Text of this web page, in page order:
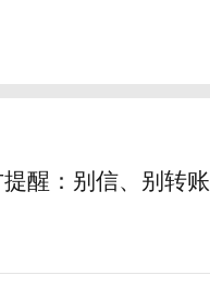
醒：别信、别转账